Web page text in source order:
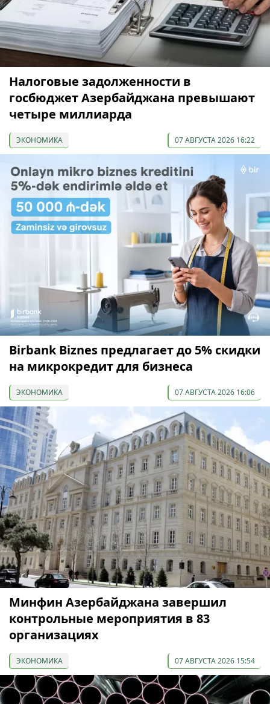
Налоговые задолженности в
госбюджет Азербайджана превышают
четыре миллиарда
ЭКОНОМИКА 07 АВГУСТА 2026 16:22
Birbank Biznes предлагает до 5% скидки
на микрокредит для бизнеса
ЭКОНОМИКА 07 АВГУСТА 2026 16:06
Минфин Азербайджана завершил
контрольные мероприятия в 83
организациях
ЭКОНОМИКА 07 АВГУСТА 2026 15:54